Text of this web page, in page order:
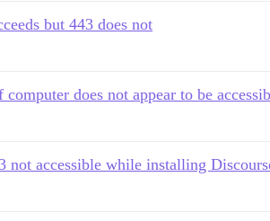
but 443 does not
computer does not appear to be
not accessible while installing